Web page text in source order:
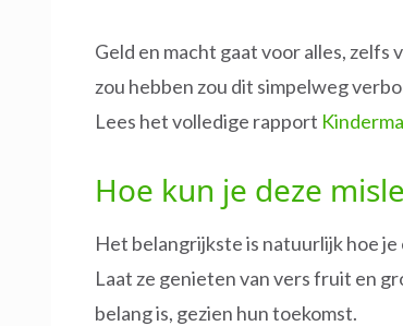
Geld en macht gaat voor alles,
zou hebben zou dit simpelweg
Lees het volledige rapport
Hoe kun je deze
Het belangrijkste is natuurlijk hoe
Laat ze genieten van vers fruit en
belang is, gezien hun toekomst.